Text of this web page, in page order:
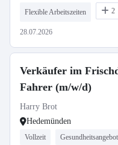
Flexible Arbeitszeiten 2
28.07.2026
Verkäufer im
Fahrer (m/w/d)
Harry Brot
Hedemünden
Vollzeit